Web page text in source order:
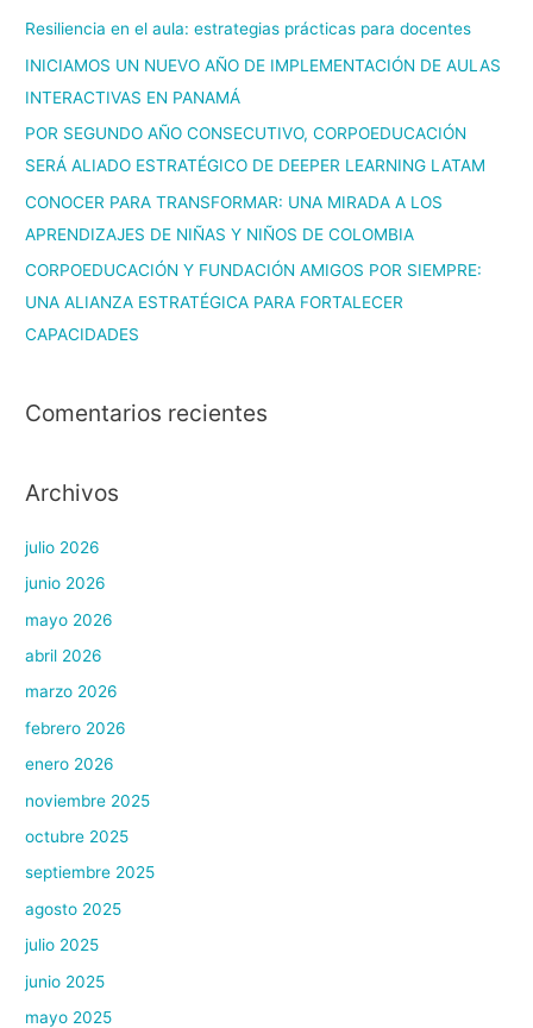
Resiliencia en el aula: estrategias prácticas para docentes
INICIAMOS UN NUEVO AÑO DE IMPLEMENTACIÓN DE AULAS
INTERACTIVAS EN PANAMÁ
POR SEGUNDO AÑO CONSECUTIVO, CORPOEDUCACIÓN
SERÁ ALIADO ESTRATÉGICO DE DEEPER LEARNING LATAM
CONOCER PARA TRANSFORMAR: UNA MIRADA A LOS
APRENDIZAJES DE NIÑAS Y NIÑOS DE COLOMBIA
CORPOEDUCACIÓN Y FUNDACIÓN AMIGOS POR SIEMPRE:
UNA ALIANZA ESTRATÉGICA PARA FORTALECER
CAPACIDADES
Comentarios recientes
Archivos
julio 2026
junio 2026
mayo 2026
abril 2026
marzo 2026
febrero 2026
enero 2026
noviembre 2025
octubre 2025
septiembre 2025
agosto 2025
julio 2025
junio 2025
mayo 2025